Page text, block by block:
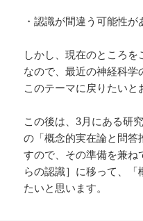
・認識が間違う可能性が
しかし、現在のところ
なので、最近の神経科学
このテーマに戻りたい
この後は、3月にある研
の「概念的実在論と問
すので、その準備を兼
らの認識］に移って、
たいと思います。